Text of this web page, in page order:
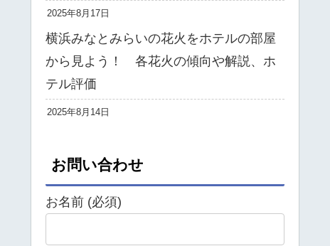
2025年8月17日
横浜みなとみらいの花火をホテルの部屋
から見よう！ 各花火の傾向や解説、ホ
テル評価
2025年8月14日
お問い合わせ
お名前 (必須)